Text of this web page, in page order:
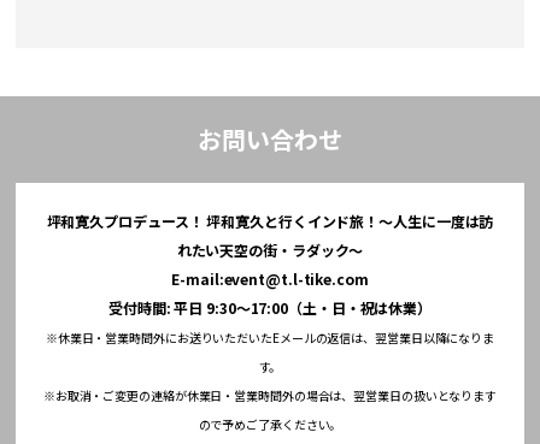
お問い合わせ
坪和寛久プロデュース！ 坪和寛久と行くインド旅！～人生に一度は訪
れたい天空の街・ラダック～
E-mail:event@t.l-tike.com
受付時間: 平日 9:30～17:00（土・日・祝は休業）
※休業日・営業時間外にお送りいただいたEメールの返信は、翌営業日以降になりま
す。
※お取消・ご変更の連絡が休業日・営業時間外の場合は、翌営業日の扱いとなります
ので予めご了承ください。